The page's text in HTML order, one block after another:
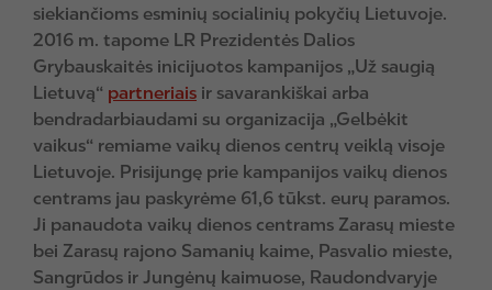
siekiančioms esminių socialinių pokyčių Lietuvoje.
2016 m. tapome LR Prezidentės Dalios
Grybauskaitės inicijuotos kampanijos „Už saugią
Lietuvą“ partneriais ir savarankiškai arba
bendradarbiaudami su organizacija „Gelbėkit
vaikus“ remiame vaikų dienos centrų veiklą visoje
Lietuvoje. Prisijungę prie kampanijos vaikų dienos
centrams jau paskyrėme 61,6 tūkst. eurų paramos.
Ji panaudota vaikų dienos centrams Zarasų mieste
bei Zarasų rajono Samanių kaime, Pasvalio mieste,
Sangrūdos ir Jungėnų kaimuose, Raudondvaryje